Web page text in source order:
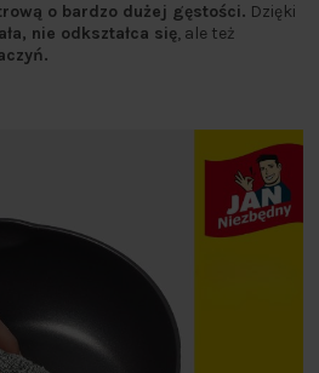
o bardzo dużej gęstości. Dzięki
nie odkształca się, ale też